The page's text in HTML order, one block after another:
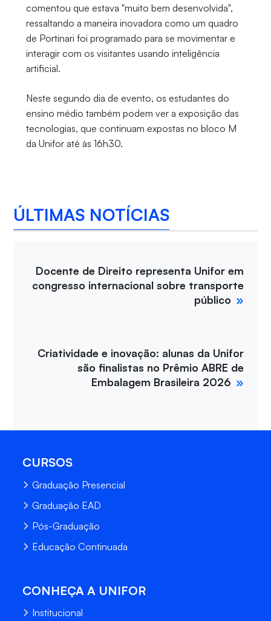
comentou que estava "muito bem desenvolvida",
ressaltando a maneira inovadora como um quadro
de Portinari foi programado para se movimentar e
interagir com os visitantes usando inteligência
artificial.
Neste segundo dia de evento, os estudantes do
ensino médio também podem ver a exposição das
tecnologias, que continuam expostas no bloco M
da Unifor até às 16h30.
ÚLTIMAS NOTÍCIAS
Docente de Direito representa Unifor em
congresso internacional sobre transporte
público
Criatividade e inovação: alunas da Unifor
são finalistas no Prêmio ABRE de
Embalagem Brasileira 2026
CURSOS
Graduação Presencial
Graduação EAD
Pós-Graduação
Educação Continuada
CONHEÇA A UNIFOR
Institucional